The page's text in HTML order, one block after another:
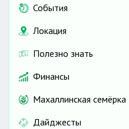
События
Локация
Полезно знать
Финансы
Махаллинская семёрка
Дайджесты